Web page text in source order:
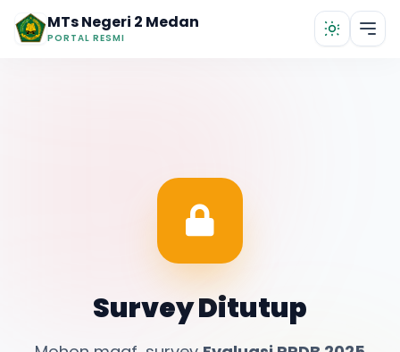
Lewati ke konten utama
MTs Negeri 2 Medan
PORTAL RESMI
Survey Ditutup